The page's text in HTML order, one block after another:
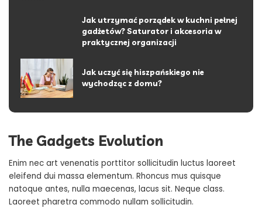
Jak utrzymać porządek w kuchni pełnej
gadżetów? Saturator i akcesoria w
praktycznej organizacji
Jak uczyć się hiszpańskiego nie
wychodząc z domu?
The Gadgets Evolution
Enim nec art venenatis porttitor sollicitudin luctus laoreet
eleifend dui massa elementum. Rhoncus mus quisque
natoque antes, nulla maecenas, lacus sit. Neque class.
Laoreet pharetra commodo nullam sollicitudin.